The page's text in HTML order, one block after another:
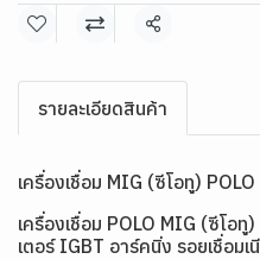
แชร์
รายละเอียดสินค้า
เครื่องเชื่อม MIG (ซีโอทู)
เครื่องเชื่อม POLO MIG (ซีโอทู
เตอร์ IGBT อาร์คนิ่ง รอยเชื่อม